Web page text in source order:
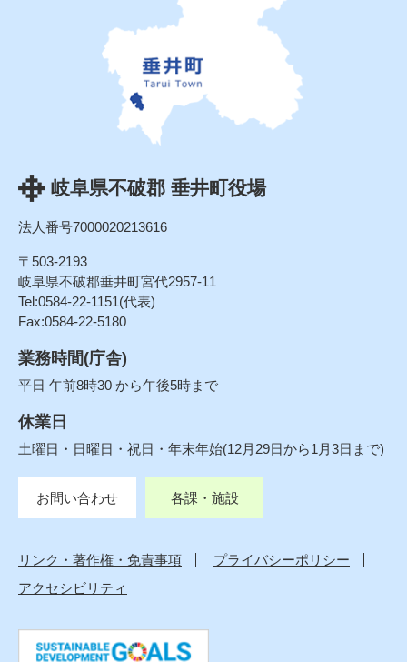
岐阜県不破郡 垂井町役場
法人番号7000020213616
〒503-2193
岐阜県不破郡垂井町宮代2957-11
Tel:0584-22-1151(代表)
Fax:0584-22-5180
業務時間(庁舎)
平日 午前8時30 から午後5時まで
休業日
土曜日・日曜日・祝日・年末年始(12月29日から1月3日まで)
お問い合わせ 各課・施設
リンク・著作権・免責事項
プライバシーポリシー
アクセシビリティ